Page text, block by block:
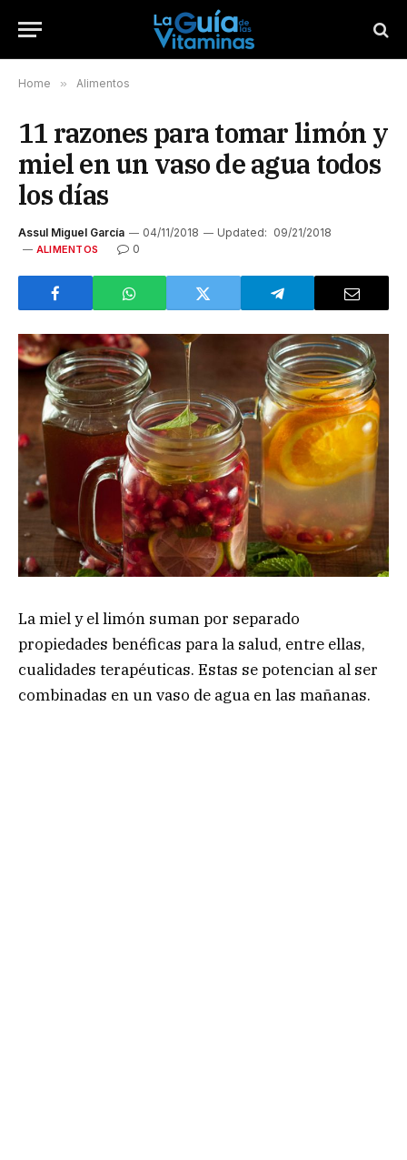
Home » Alimentos
11 razones para tomar limón y
miel en un vaso de agua todos
los días
Assul Miguel García 04/11/2018 Updated: 09/21/2018
ALIMENTOS 0
La miel y el limón suman por separado
propiedades benéficas para la salud, entre ellas,
cualidades terapéuticas. Estas se potencian al ser
combinadas en un vaso de agua en las mañanas.